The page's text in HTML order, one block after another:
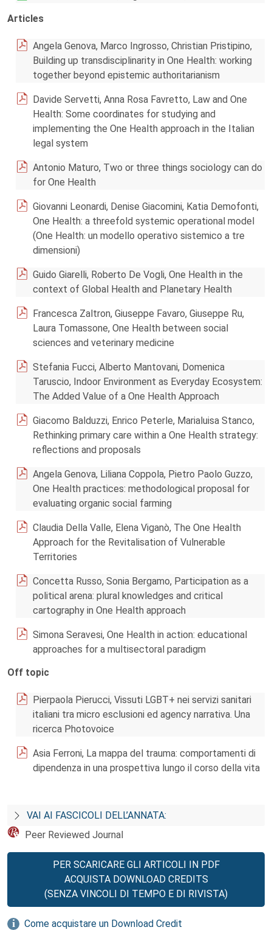
Articles
Angela Genova, Marco Ingrosso, Christian Pristipino,
Building up transdisciplinarity in One Health: working
together beyond epistemic authoritarianism
Davide Servetti, Anna Rosa Favretto, Law and One
Health: Some coordinates for studying and
implementing the One Health approach in the Italian
legal system
Antonio Maturo, Two or three things sociology can do
for One Health
Giovanni Leonardi, Denise Giacomini, Katia Demofonti,
One Health: a threefold systemic operational model
(One Health: un modello operativo sistemico a tre
dimensioni)
Guido Giarelli, Roberto De Vogli, One Health in the
context of Global Health and Planetary Health
Francesca Zaltron, Giuseppe Favaro, Giuseppe Ru,
Laura Tomassone, One Health between social
sciences and veterinary medicine
Stefania Fucci, Alberto Mantovani, Domenica
Taruscio, Indoor Environment as Everyday Ecosystem:
The Added Value of a One Health Approach
Giacomo Balduzzi, Enrico Peterle, Marialuisa Stanco,
Rethinking primary care within a One Health strategy:
reflections and proposals
Angela Genova, Liliana Coppola, Pietro Paolo Guzzo,
One Health practices: methodological proposal for
evaluating organic social farming
Claudia Della Valle, Elena Viganò, The One Health
Approach for the Revitalisation of Vulnerable
Territories
Concetta Russo, Sonia Bergamo, Participation as a
political arena: plural knowledges and critical
cartography in One Health approach
Simona Seravesi, One Health in action: educational
approaches for a multisectoral paradigm
Off topic
Pierpaola Pierucci, Vissuti LGBT+ nei servizi sanitari
italiani tra micro esclusioni ed agency narrativa. Una
ricerca Photovoice
Asia Ferroni, La mappa del trauma: comportamenti di
dipendenza in una prospettiva lungo il corso della vita
VAI AI FASCICOLI DELL’ANNATA:
Peer Reviewed Journal
PER SCARICARE GLI ARTICOLI IN PDF
ACQUISTA DOWNLOAD CREDITS
(SENZA VINCOLI DI TEMPO E DI RIVISTA)
Come acquistare un Download Credit